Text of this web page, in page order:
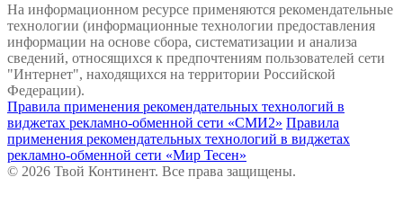
На информационном ресурсе применяются рекомендательные
технологии (информационные технологии предоставления
информации на основе сбора, систематизации и анализа
сведений, относящихся к предпочтениям пользователей сети
"Интернет", находящихся на территории Российской
Федерации).
Правила применения рекомендательных технологий в
виджетах рекламно-обменной сети «СМИ2» Правила
применения рекомендательных технологий в виджетах
рекламно-обменной сети «Мир Тесен»
© 2026 Твой Континент. Все права защищены.